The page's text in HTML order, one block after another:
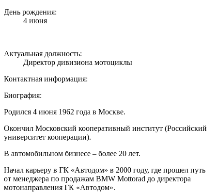
День рождения:
4 июня
Актуальная должность:
Директор дивизиона мотоциклы
Контактная информация:
Биография:
Родился 4 июня 1962 года в Москве.
Окончил Московский кооперативный институт (Российский
университет кооперации).
В автомобильном бизнесе – более 20 лет.
Начал карьеру в ГК «Автодом» в 2000 году, где прошел путь
от менеджера по продажам BMW Mottorad до директора
мотонаправления ГК «Автодом».